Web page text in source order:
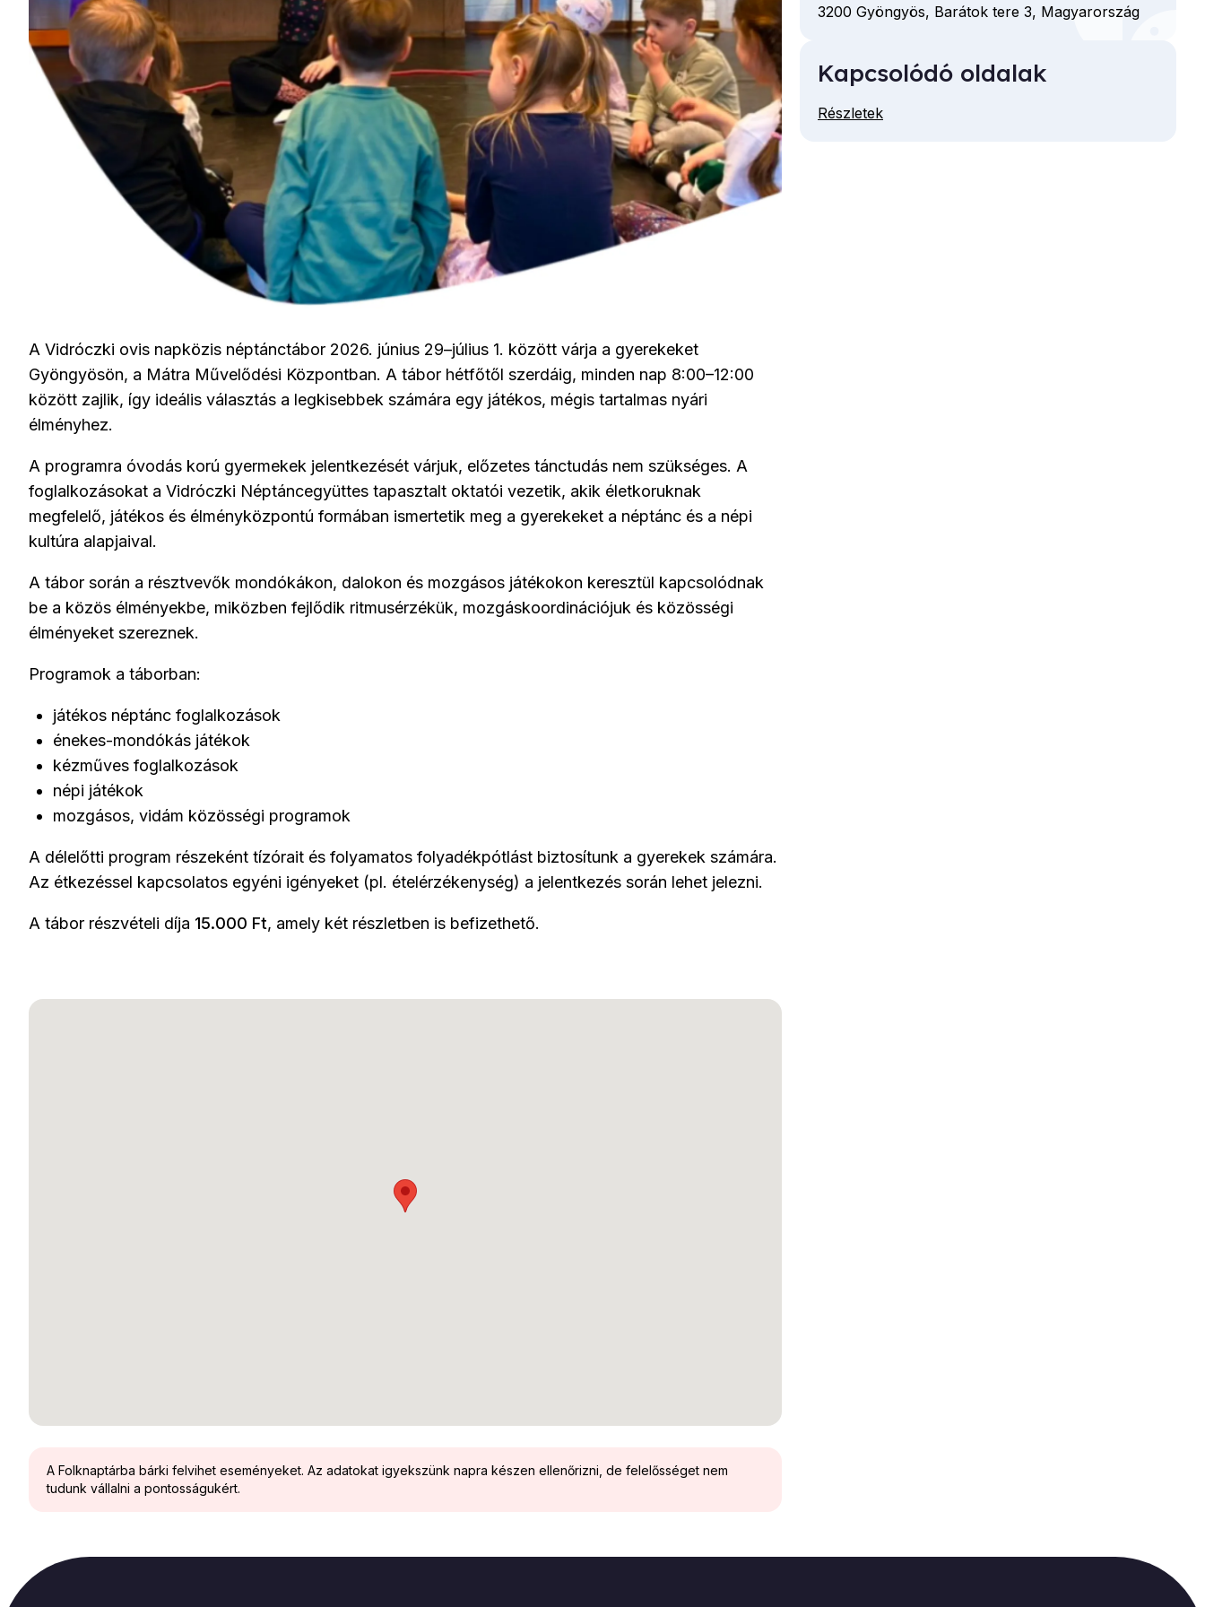
A Vidróczki ovis napközis néptánctábor 2026. június 29–július 1. között várja a gyerekeket
Gyöngyösön, a Mátra Művelődési Központban. A tábor hétfőtől szerdáig, minden nap 8:00–12:00
között zajlik, így ideális választás a legkisebbek számára egy játékos, mégis tartalmas nyári
élményhez.
A programra óvodás korú gyermekek jelentkezését várjuk, előzetes tánctudás nem szükséges. A
foglalkozásokat a Vidróczki Néptáncegyüttes tapasztalt oktatói vezetik, akik életkoruknak
megfelelő, játékos és élményközpontú formában ismertetik meg a gyerekeket a néptánc és a népi
kultúra alapjaival.
A tábor során a résztvevők mondókákon, dalokon és mozgásos játékokon keresztül kapcsolódnak
be a közös élményekbe, miközben fejlődik ritmusérzékük, mozgáskoordinációjuk és közösségi
élményeket szereznek.
Programok a táborban:
játékos néptánc foglalkozások
énekes-mondókás játékok
kézműves foglalkozások
népi játékok
mozgásos, vidám közösségi programok
A délelőtti program részeként tízórait és folyamatos folyadékpótlást biztosítunk a gyerekek számára.
Az étkezéssel kapcsolatos egyéni igényeket (pl. ételérzékenység) a jelentkezés során lehet jelezni.
A tábor részvételi díja 15.000 Ft, amely két részletben is befizethető.
A Folknaptárba bárki felvihet eseményeket. Az adatokat igyekszünk napra készen ellenőrizni, de felelősséget nem
tudunk vállalni a pontosságukért.
3200 Gyöngyös, Barátok tere 3, Magyarország
Kapcsolódó oldalak
Részletek